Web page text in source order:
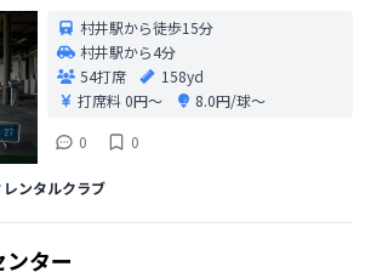
村井駅から徒歩15分
村井駅から4分
54打席
158yd
打席料0円〜
8.0円/球〜
0
0
レンタルクラブ
ター